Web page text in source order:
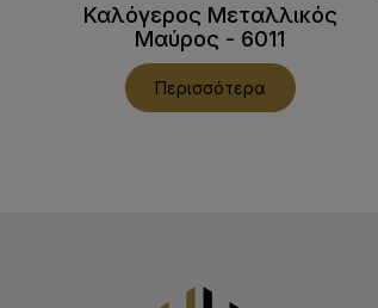
Καλόγερος Μεταλλικός
Μαύρος - 6011
Περισσότερα